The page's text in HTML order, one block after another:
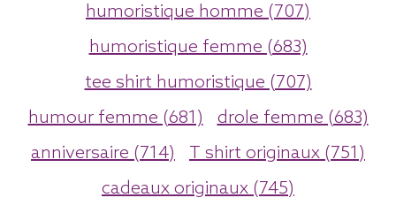
humoristique homme (707)
humoristique femme (683)
tee shirt humoristique (707)
humour femme (681)
drole femme (683)
anniversaire (714)
T shirt originaux (751)
cadeaux originaux (745)